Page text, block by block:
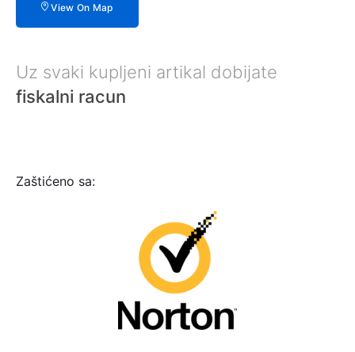
View On Map
Uz svaki kupljeni artikal dobijate
fiskalni racun
Zaštićeno sa: